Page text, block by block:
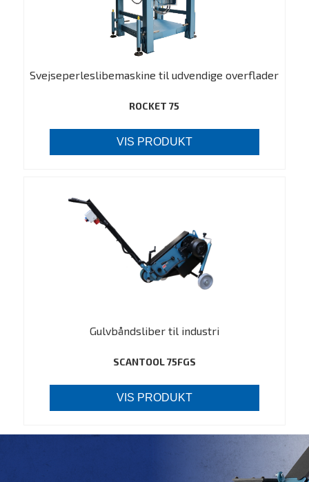
Svejseperleslibemaskine til udvendige overflader
ROCKET 75
VIS PRODUKT
Gulvbåndsliber til industri
SCANTOOL 75FGS
VIS PRODUKT